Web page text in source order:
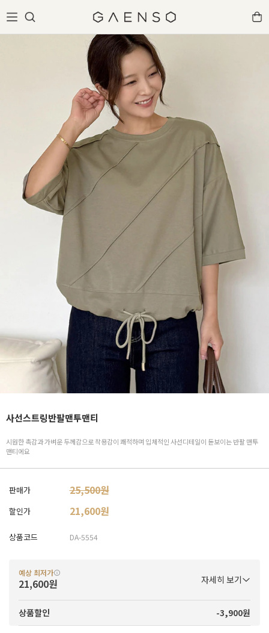
사선스트링반팔맨투맨티
시원한 촉감과 가벼운 두께감으로 착용감이 쾌적하며 입체적인 사선디테일이 돋보이는 반팔 맨투
맨티에요
판매가 25,500원
할인가 21,600원
상품코드 DA-5554
예상 최저가
21,600원 자세히 보기
상품할인 -3,900원